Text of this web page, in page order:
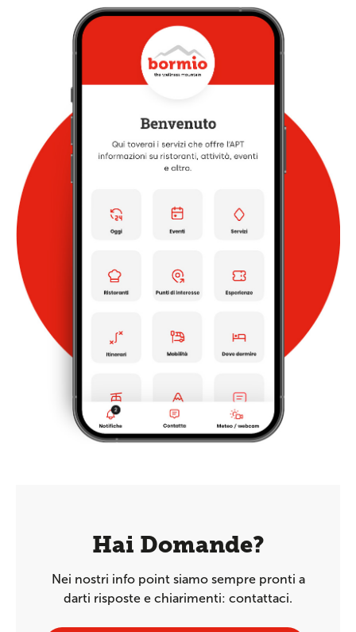
Hai Domande?
Nei nostri info point siamo sempre pronti a
darti risposte e chiarimenti: contattaci.